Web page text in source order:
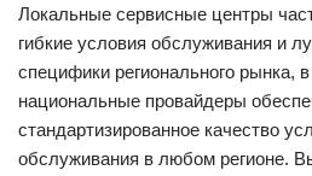
Локальные сервисные центры
гибкие условия обслуживания и
специфики регионального рынка,
национальные провайдеры
стандартизированное качество
обслуживания в любом регионе.